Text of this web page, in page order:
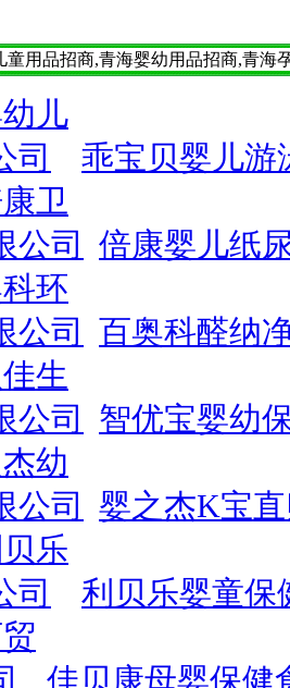
童用品招商,青海婴幼用品招商,青海
乖宝贝婴儿游
倍康婴儿纸
百奥科醛纳
智优宝婴幼
婴之杰K宝
利贝乐婴童保
佳贝康母婴保健